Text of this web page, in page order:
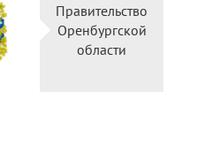
Правительство
Оренбургской
области